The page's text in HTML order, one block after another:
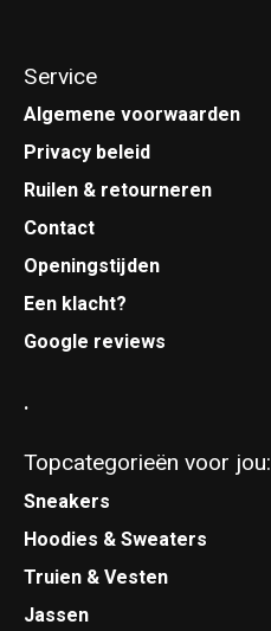
Service
Algemene voorwaarden
Privacy beleid
Ruilen & retourneren
Contact
Openingstijden
Een klacht?
Google reviews
.
Topcategorieën voor jou:
Sneakers
Hoodies & Sweaters
Truien & Vesten
Jassen